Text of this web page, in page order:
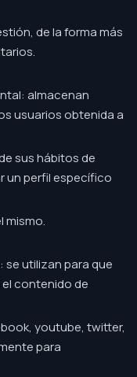
de la forma más
almacenan
usuarios obtenida a
sus hábitos de
un perfil específico
mismo.
se utilizan para que
contenido de
youtube, twitter,
para